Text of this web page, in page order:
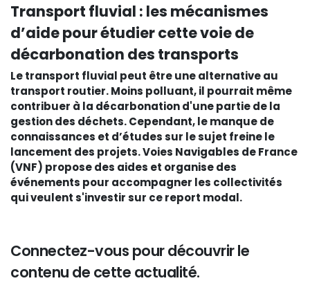
Transport fluvial : les mécanismes
d’aide pour étudier cette voie de
décarbonation des transports
Le transport fluvial peut être une alternative au
transport routier. Moins polluant, il pourrait même
contribuer à la décarbonation d'une partie de la
gestion des déchets. Cependant, le manque de
connaissances et d’études sur le sujet freine le
lancement des projets. Voies Navigables de France
(VNF) propose des aides et organise des
événements pour accompagner les collectivités
qui veulent s'investir sur ce report modal.
Connectez-vous pour découvrir le
contenu de cette actualité.